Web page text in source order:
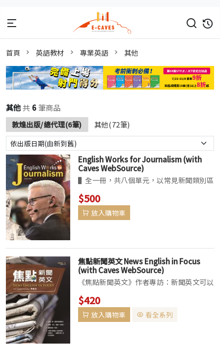
首頁 英語教材 專業英語 其他
其他共 6筆商品
敦煌出版/總代理(6筆) 其他(72筆)
English Works for Journalism (with
Caves WebSource)
▌全一冊，共八個單元，以常見新聞類別區
分，包括體育、科技、商業，以及政治，且
涵蓋常見新聞用語之聽說讀寫練習。▌單元
文章使用真實報導文章，選自《紐約時
$500
放入購物車
焦點新聞英文 News English in Focus
(with Caves WebSource)
《焦點新聞英文》作者專訪：新聞英文可以
像吃飯一樣自然《焦點新聞英文》名人專
訪：作者的教學方式至今難忘！《焦點新聞
英文》學生推薦：只要學過，就忘不了！
$420
放入購物車 看全系列